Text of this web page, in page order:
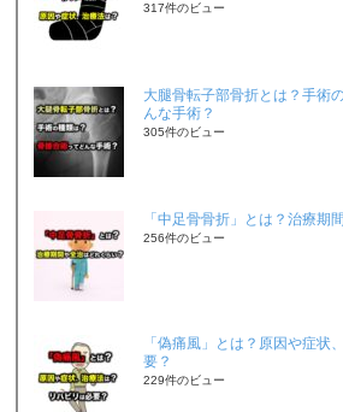
317件のビュー
大腿骨転子部骨折とは？手術
んな手術？
305件のビュー
「中足骨骨折」とは？治療期
256件のビュー
「偽痛風」とは？原因や症状
要？
229件のビュー